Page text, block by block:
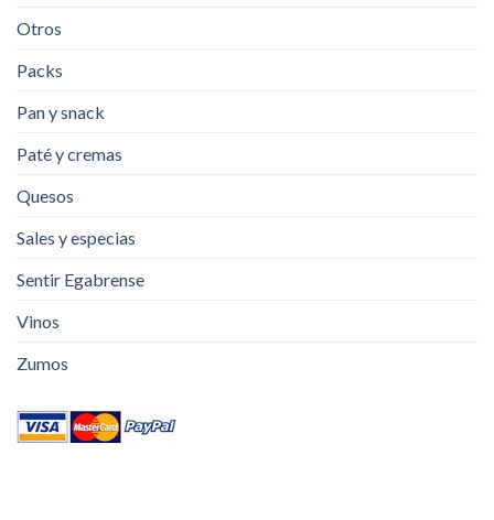
Otros
Packs
Pan y snack
Paté y cremas
Quesos
Sales y especias
Sentir Egabrense
Vinos
Zumos